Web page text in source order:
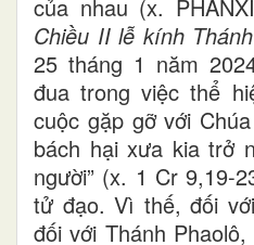
của nhau (x.
Chiều II lễ kính
25 tháng 1 năm
đua trong việc thể
cuộc gặp gỡ với
bách hại xưa kia trở
người” (x. 1 Cr 9,19-
tử đạo. Vì thế, đối
đối với Thánh